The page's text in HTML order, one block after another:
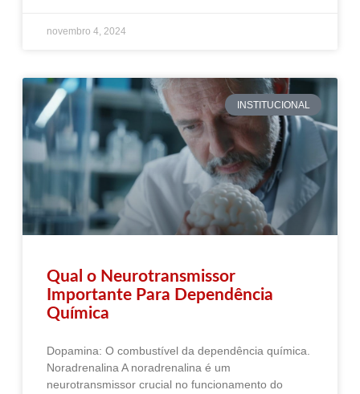
novembro 4, 2024
INSTITUCIONAL
Qual o Neurotransmissor
Importante Para Dependência
Química
Dopamina: O combustível da dependência química.
Noradrenalina A noradrenalina é um
neurotransmissor crucial no funcionamento do